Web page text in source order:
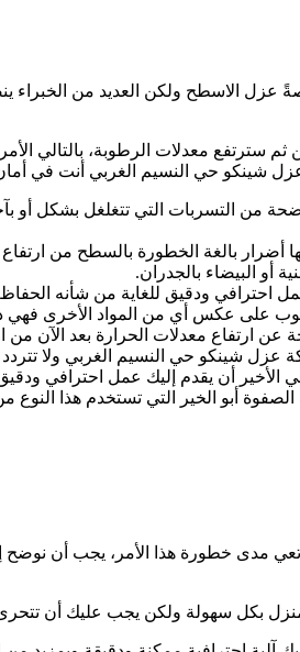
عزل الاسطح ولكن العديد من
سترتفع معدلات الرطوبة، بالتالي
شينكو حي النسيم الغربي أنت في
من التسربات التي تتغلغل بشكل أو
أضرار بالغة الخطورة بالسطح من
أو البيضاء بالجدران.
احترافي ودقيق للغاية من شأنه الحفاظ
على عكس أي من المواد الأخرى
ارتفاع معدلات الحرارة بعد الآن من
عزل شينكو حي النسيم الغربي ولا
أن يقدم إليك عمل احترافي
أبو الخير التي تستخدم هذا
مدى خطورة هذا الأمر، يجب أن
بكل سهولة ولكن يجب عليك أن تتحرى